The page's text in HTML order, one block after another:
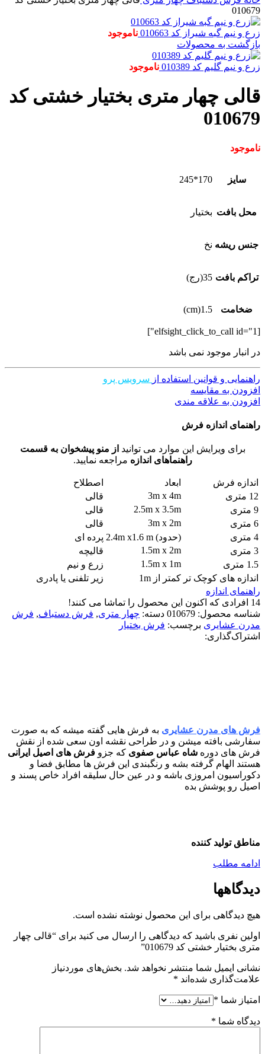
010679
زرع و نیم گبه شیراز کد 010663
ناموجود
بازگشت به محصولات
زرع و نیم گلیم کد 010389 ناموجود
قالی چهار متری بختیار خشتی کد
010679
ناموجود
سایز 170*245
محل بافت بختیار
جنس ریشه نخ
تراکم بافت 35(رج)
ضخامت 1.5(cm)
[elfsight_click_to_call id="1"]
در انبار موجود نمی باشد
راهنمایی و قوانین استفاده از سرویس پرو
افزودن به مقایسه
افزودن به علاقه مندی
راهنمای اندازه فرش
برای ویرایش این موارد می توانید از منو پیشخوان به قسمت
راهنماهای اندازه مراجعه نمایید.
اندازه فرش ابعاد
اصطلاح
12 متری
3m x 4m
قالی
9 متری
2.5m x 3.5m
قالی
6 متری
3m x 2m
قالی
4 متری
(حدود) 2.4m x1.6 m
پرده ای
3 متری
1.5m x 2m
قالیچه
1.5 متری
1.5m x 1m
زرع و نیم
اندازه های کوچک تر کمتر از 1m
زیر تلفنی یا پادری
راهنمای اندازه
14 افرادی که اکنون این محصول را تماشا می کنند!
شناسه محصول: 010679 دسته: چهار متری, فرش دستباف, فرش
مدرن عشایری برچسب: فرش بختیار
اشتراک‌گذاری:
فرش های مدرن عشایری به فرش هایی گفته میشه که به صورت
سفارشی بافته میشن و در طراحی نقشه اون سعی شده از نقش
فرش های دوره شاه عباس صفوی که جزو فرش های اصیل ایرانی
هستند الهام گرفته بشه و رنگبندی این فرش ها مطابق فضا و
دکوراسیون امروزی باشه و در عین حال سلیقه افراد خاص پسند و
اصیل رو پوشش بده
مناطق تولید کننده
ادامه مطلب
دیدگاهها
هیچ دیدگاهی برای این محصول نوشته نشده است.
اولین نفری باشید که دیدگاهی را ارسال می کنید برای “قالی چهار
متری بختیار خشتی کد 010679”
نشانی ایمیل شما منتشر نخواهد شد. بخش‌های موردنیاز
علامت‌گذاری شده‌اند *
امتیاز شما *
دیدگاه شما *